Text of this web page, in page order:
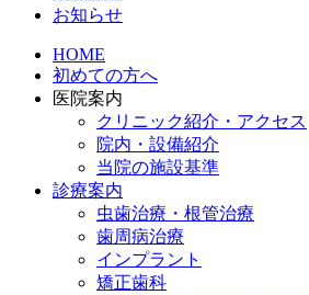
お知らせ
HOME
初めての方へ
医院案内
クリニック紹介・アクセス
院内・設備紹介
当院の施設基準
診療案内
虫歯治療・根管治療
歯周病治療
インプラント
矯正歯科